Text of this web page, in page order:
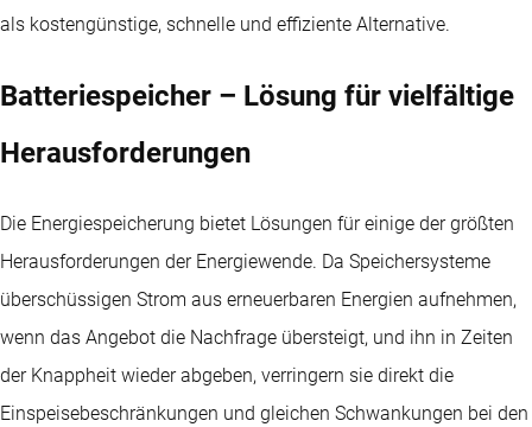
als kostengünstige, schnelle und effiziente Alternative.
Batteriespeicher – Lösung für vielfältige
Herausforderungen
Die Energiespeicherung bietet Lösungen für einige der größten
Herausforderungen der Energiewende. Da Speichersysteme
überschüssigen Strom aus erneuerbaren Energien aufnehmen,
wenn das Angebot die Nachfrage übersteigt, und ihn in Zeiten
der Knappheit wieder abgeben, verringern sie direkt die
Einspeisebeschränkungen und gleichen Schwankungen bei den